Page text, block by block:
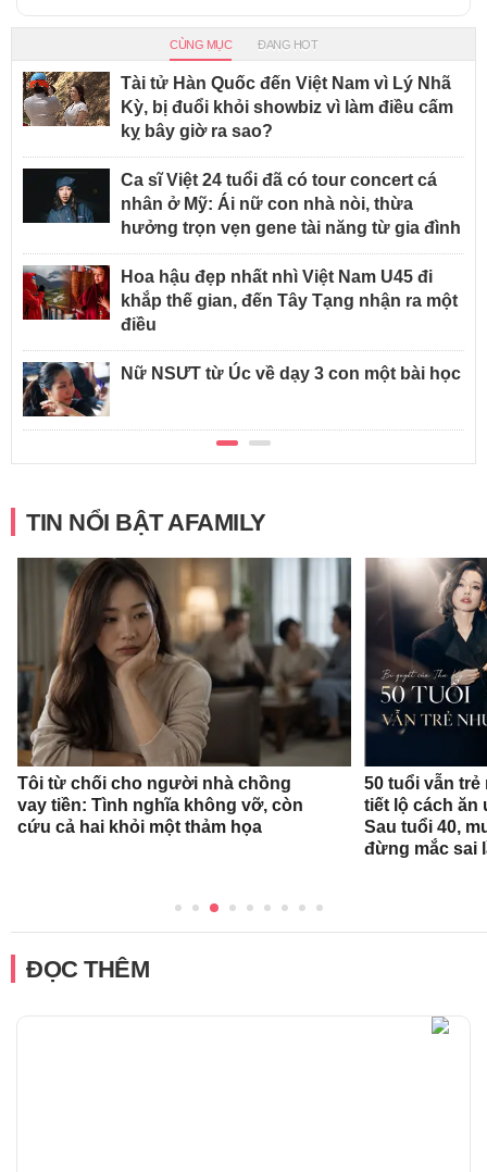
CÙNG MỤC ĐANG HOT
Tài tử Hàn Quốc đến Việt Nam vì Lý Nhã
Kỳ, bị đuổi khỏi showbiz vì làm điều cấm
kỵ bây giờ ra sao?
Ca sĩ Việt 24 tuổi đã có tour concert cá
nhân ở Mỹ: Ái nữ con nhà nòi, thừa
hưởng trọn vẹn gene tài năng từ gia đình
Hoa hậu đẹp nhất nhì Việt Nam U45 đi
khắp thế gian, đến Tây Tạng nhận ra một
điều
Nữ NSƯT từ Úc về dạy 3 con một bài học
TIN NỔI BẬT AFAMILY
Tôi từ chối cho người nhà chồng
vay tiền: Tình nghĩa không vỡ, còn
cứu cả hai khỏi một thảm họa
50 tuổi vẫn
tiết lộ cách ăn
Sau tuổi 40,
đừng mắc sai
ĐỌC THÊM